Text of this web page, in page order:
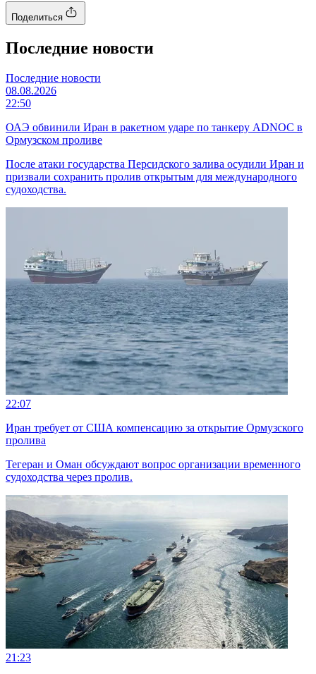
Поделиться
Последние новости
Последние новости
08.08.2026
22:50
ОАЭ обвинили Иран в ракетном ударе по танкеру ADNOC в
Ормузском проливе
После атаки государства Персидского залива осудили Иран и
призвали сохранить пролив открытым для международного
судоходства.
22:07
Иран требует от США компенсацию за открытие Ормузского
пролива
Тегеран и Оман обсуждают вопрос организации временного
судоходства через пролив.
21:23